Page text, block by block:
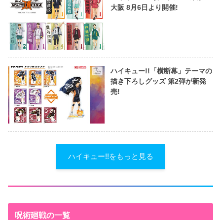
大阪 8月6日より開催!
ハイキュー!!「横断幕」テーマの
描き下ろしグッズ 第2弾が新発
売!
ハイキュー!!をもっと見る
呪術廻戦の一覧